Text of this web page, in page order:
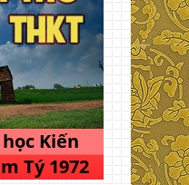
Kiến
Tý 1972